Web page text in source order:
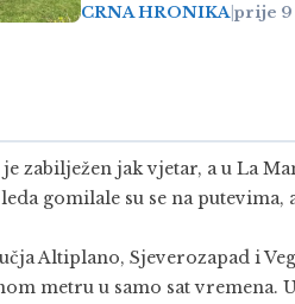
CRNA HRONIKAprije 9
zabilježen jak vjetar, a u La
gomilale su se na
Altiplano, Sjeverozapad i
metru u samo sat vremena.